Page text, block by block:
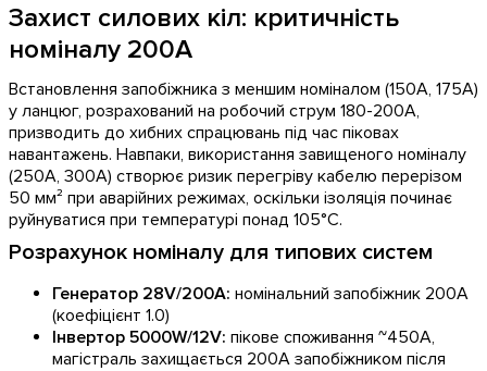
Захист силових кіл: критичність
номіналу 200А
Встановлення запобіжника з меншим номіналом (150А, 175А)
у ланцюг, розрахований на робочий струм 180-200А,
призводить до хибних спрацювань під час піковах
навантажень. Навпаки, використання завищеного номіналу
(250А, 300А) створює ризик перегріву кабелю перерізом
50 мм² при аварійних режимах, оскільки ізоляція починає
руйнуватися при температурі понад 105°C.
Розрахунок номіналу для типових систем
Генератор 28V/200A: номінальний запобіжник 200А
(коефіцієнт 1.0)
Інвертор 5000W/12V: пікове споживання ~450А,
магістраль захищається 200А запобіжником після